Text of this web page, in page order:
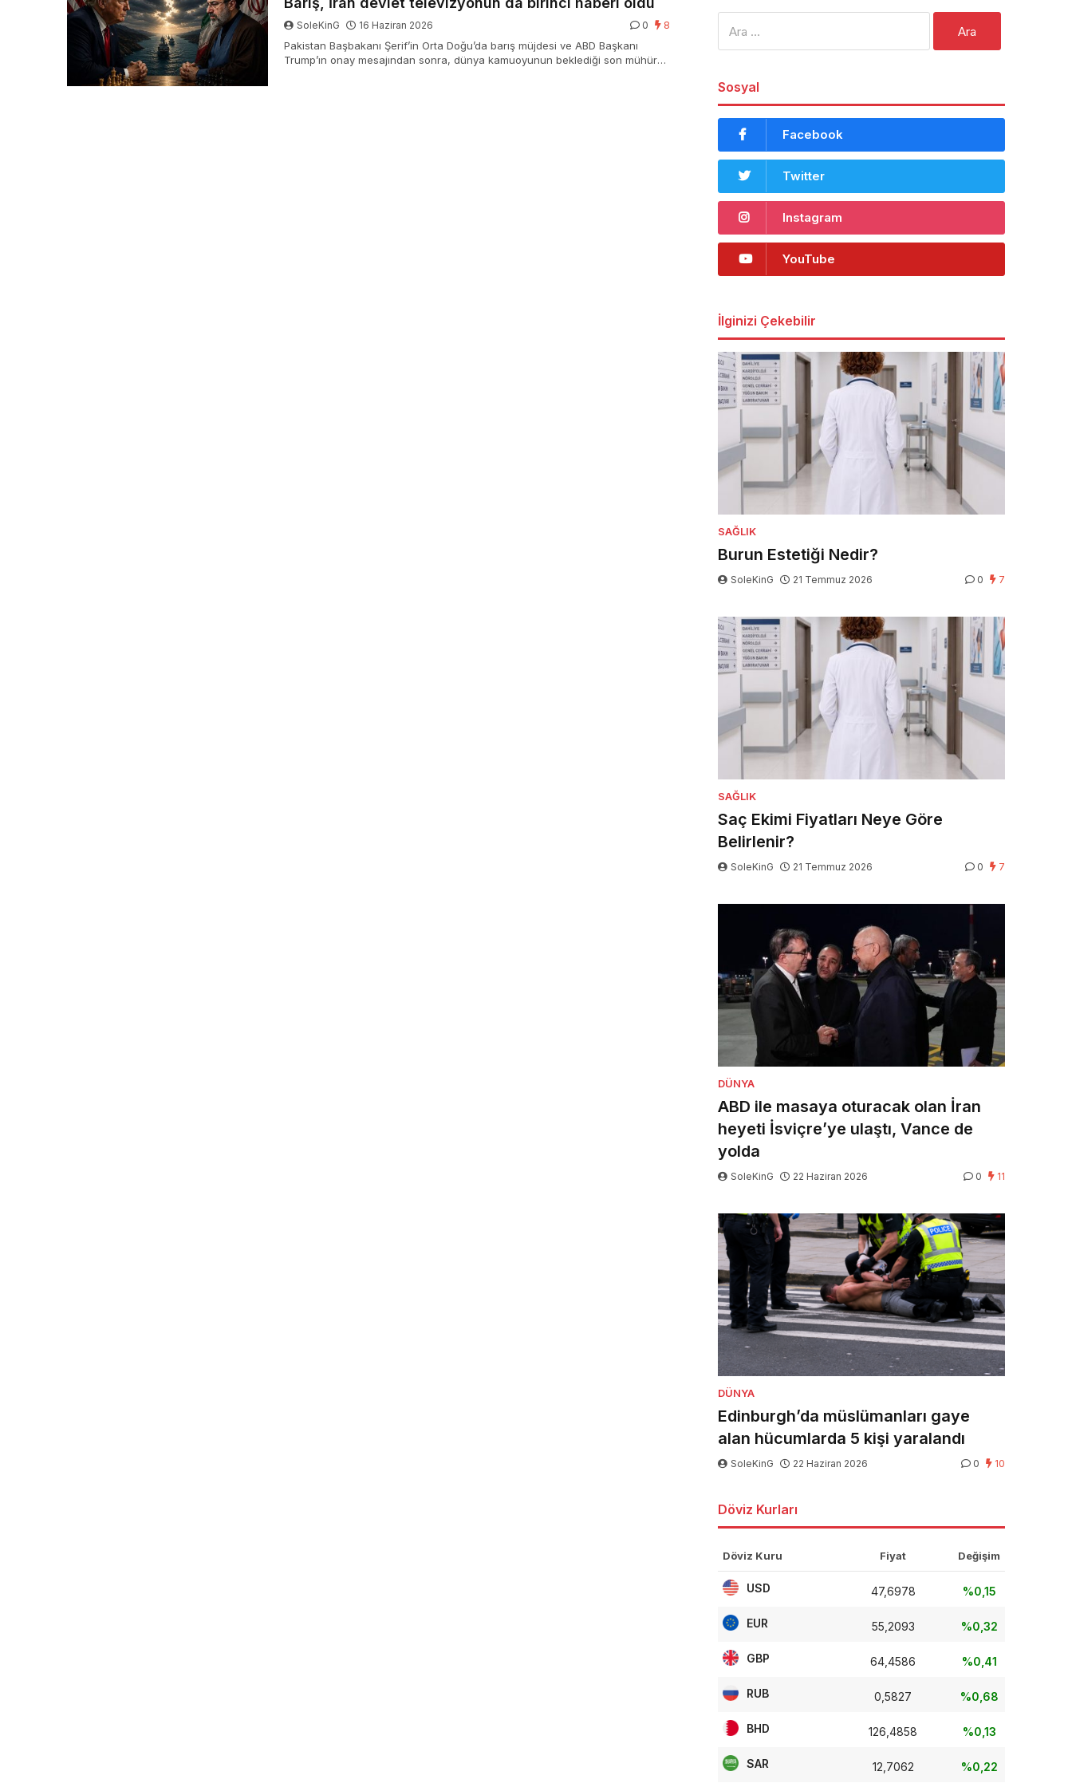
SoleKinG 16 Haziran 2026 0 8
Pakistan Başbakanı Şerif’in Orta Doğu’da barış müjdesi ve ABD Başkanı
Trump’ın onay mesajından sonra, dünya kamuoyunun beklediği son mühür
Sosyal
Facebook
Twitter
Instagram
YouTube
İlginizi Çekebilir
SAĞLIK
Burun Estetiği Nedir?
SoleKinG 21 Temmuz 2026 0 7
SAĞLIK
Saç Ekimi Fiyatları Neye Göre
Belirlenir?
SoleKinG 21 Temmuz 2026 0 7
DÜNYA
ABD ile masaya oturacak olan İran
heyeti İsviçre’ye ulaştı, Vance de
yolda
SoleKinG 22 Haziran 2026 0 11
DÜNYA
Edinburgh’da müslümanları gaye
alan hücumlarda 5 kişi yaralandı
SoleKinG 22 Haziran 2026 0 10
Döviz Kurları
Döviz Kuru Fiyat Değişim
USD 47,6978 %0,15
EUR 55,2093 %0,32
GBP 64,4586 %0,41
RUB 0,5827 %0,68
BHD 126,4858 %0,13
SAR 12,7062 %0,22